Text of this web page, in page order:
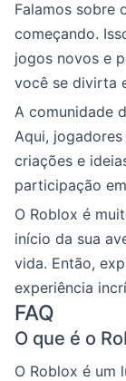
Falamos sobre
começando.
jogos novos e
você se divirta
A comunidade
Aqui,
criações e
participação
O Roblox é
início da sua
vida. Então,
experiência
FAQ
O que é o
O Roblox é um